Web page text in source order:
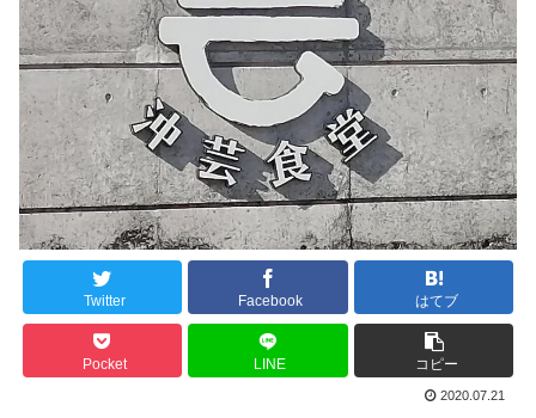
Twitter Facebook はてブ
Pocket LINE コピー
2020.07.21